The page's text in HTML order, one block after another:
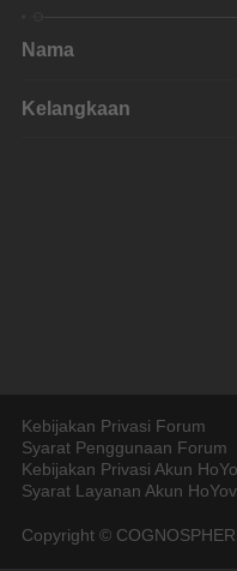
Nama
Kelangkaan
Kebijakan Privasi Forum
Syarat Penggunaan Forum
Kebijakan Privasi Akun
Syarat Layanan Akun
Copyright ©